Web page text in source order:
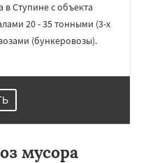
в Ступине с объекта
20 - 35 тонными (3-х
(бункеровозы).
мусора